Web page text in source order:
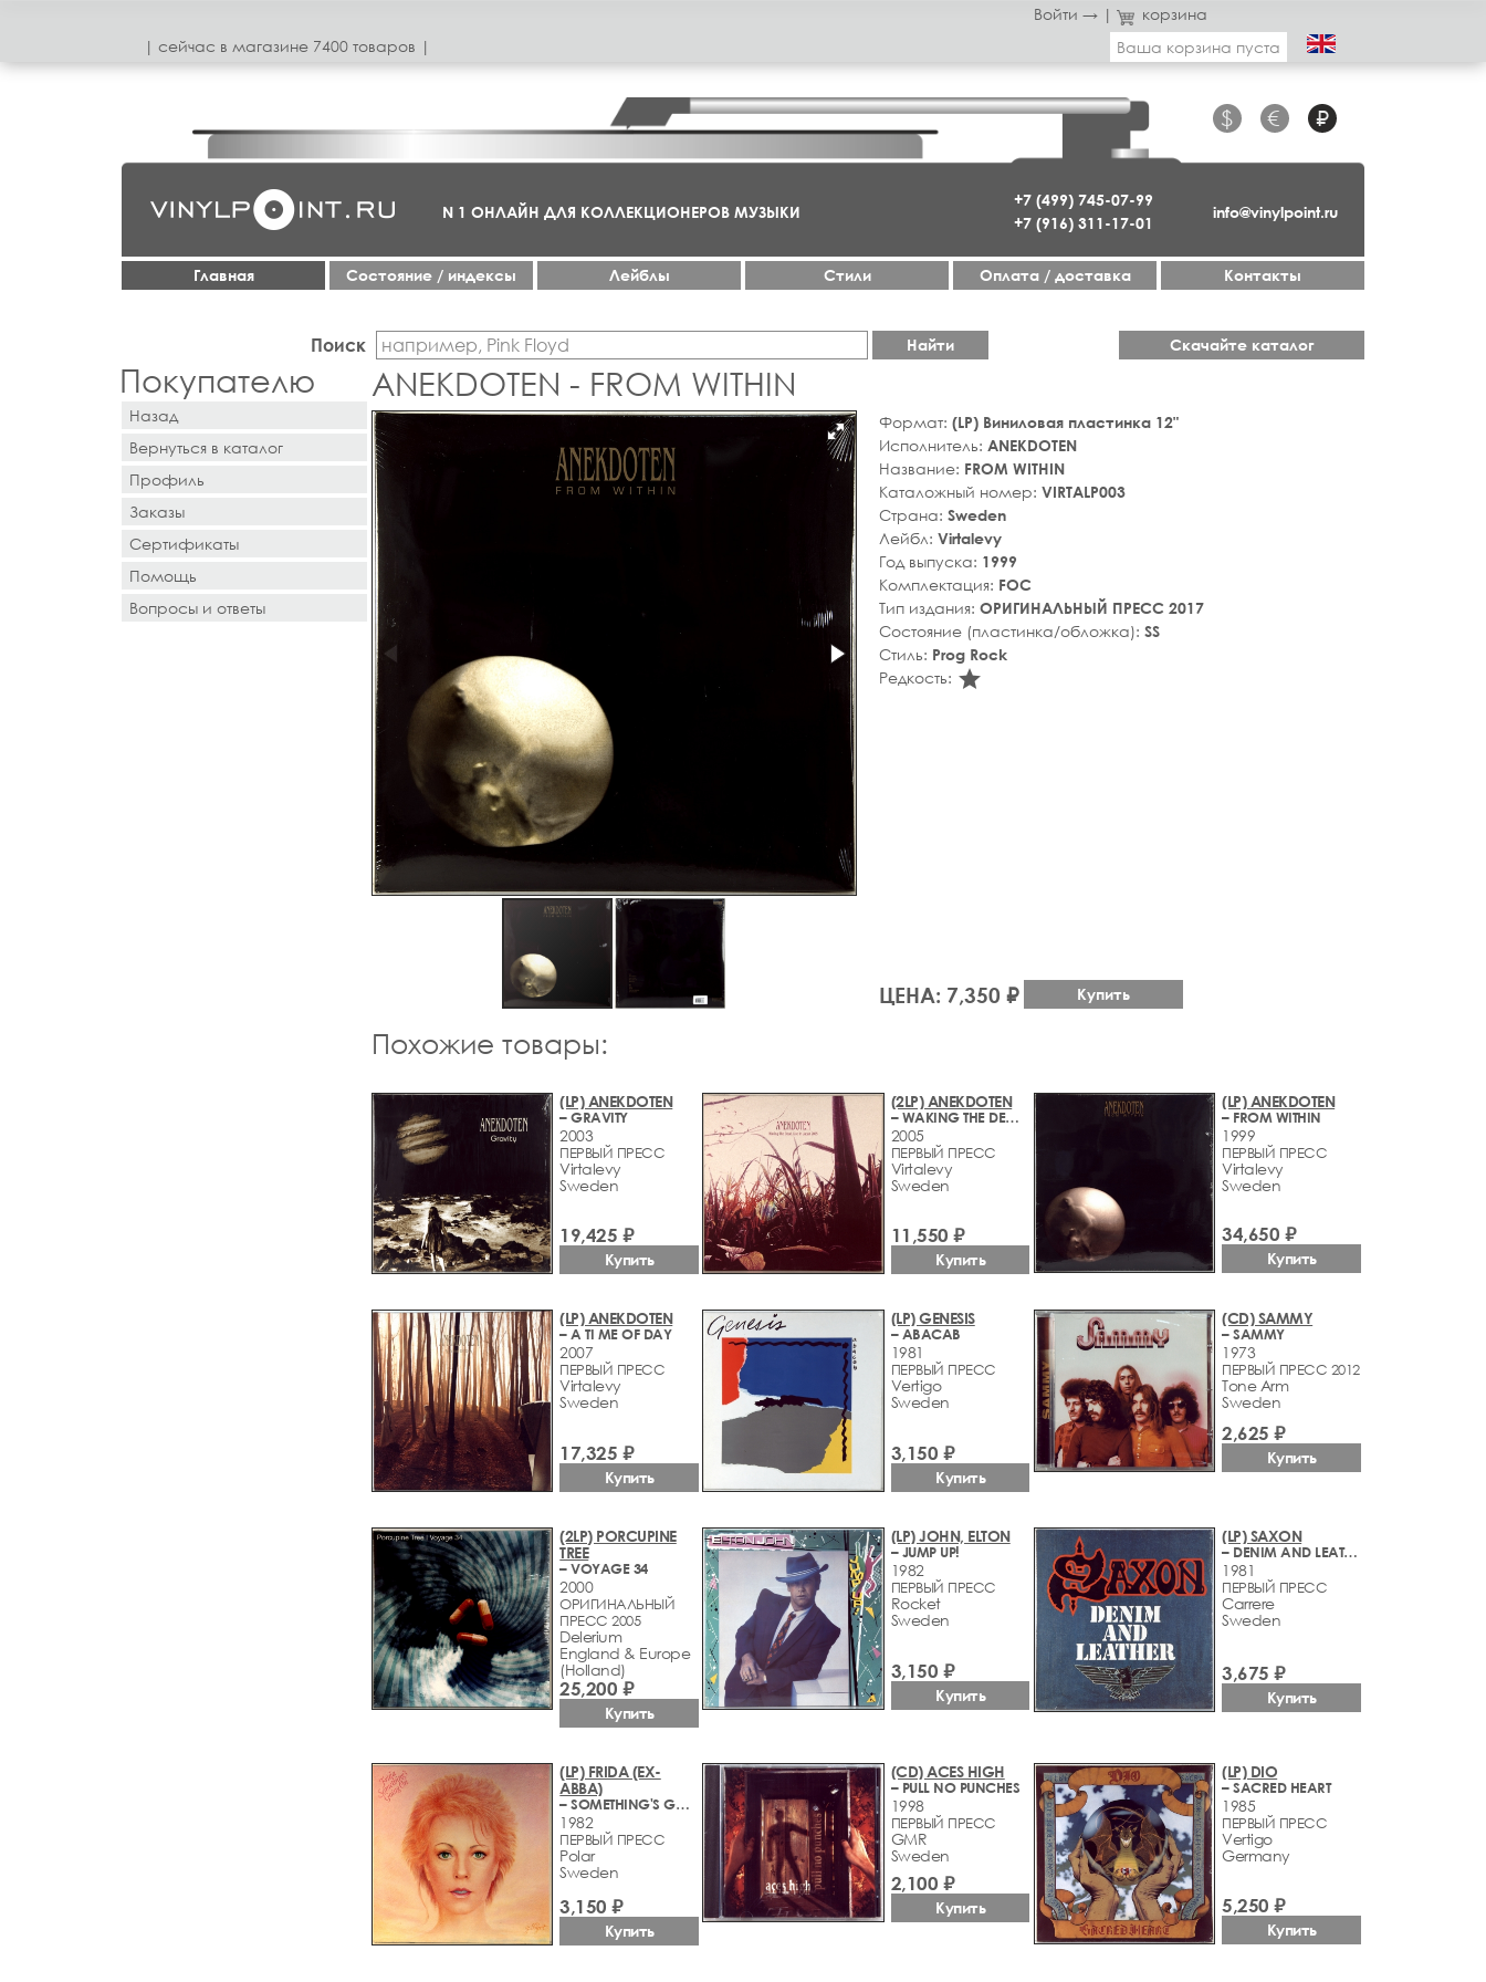
Войти → |
корзина
| сeйчас в магазинe 7400 товаров |
Ваша корзина пуста
+7 (499) 745-07-99
+7 (916) 311-17-01
$ € ₽
info@vinylpoint.ru
N 1 ОНЛАЙН ДЛЯ КОЛЛЕКЦИОНЕРОВ МУЗЫКИ
Главная Cостояние / индексы Лейблы Стили Оплата / доставка Контакты
Поиск Найти Скачайте каталог
Покупателю
Назад
Вернуться в каталог
Профиль
Заказы
Сертификаты
Помощь
Вопросы и ответы
ANEKDOTEN - FROM WITHIN
Формат: (LP) Виниловая пластинка 12"
Исполнитель: ANEKDOTEN
Название: FROM WITHIN
Каталожный номер: VIRTALP003
Страна: Sweden
Лейбл: Virtalevy
Год выпуска: 1999
Комплектация: FOC
Тип издания: ОРИГИНАЛЬНЫЙ ПРЕСС 2017
Состояние (пластинка/обложка): SS
Стиль: Prog Rock
Редкость: star_rate
ЦЕНА: 7,350 ₽ Купить
Похожие товары:
(LP) ANEKDOTEN
– GRAVITY
2003
ПЕРВЫЙ ПРЕСС
Virtalevy
Sweden
19,425 ₽
Купить
(2LP) ANEKDOTEN
– WAKING THE DEAD, LIVE IN JAPAN 2005
2005
ПЕРВЫЙ ПРЕСС
Virtalevy
Sweden
11,550 ₽
Купить
(LP) ANEKDOTEN
– FROM WITHIN
1999
ПЕРВЫЙ ПРЕСС
Virtalevy
Sweden
34,650 ₽
Купить
(LP) ANEKDOTEN
– A TI ME OF DAY
2007
ПЕРВЫЙ ПРЕСС
Virtalevy
Sweden
17,325 ₽
Купить
(LP) GENESIS
– ABACAB
1981
ПЕРВЫЙ ПРЕСС
Vertigo
Sweden
3,150 ₽
Купить
(CD) SAMMY
– SAMMY
1973
ПЕРВЫЙ ПРЕСС 2012
Tone Arm
Sweden
2,625 ₽
Купить
(2LP) PORCUPINE
TREE
– VOYAGE 34
2000
ОРИГИНАЛЬНЫЙ
ПРЕСС 2005
Delerium
England & Europe
(Holland)
25,200 ₽
Купить
(LP) JOHN, ELTON
– JUMP UP!
1982
ПЕРВЫЙ ПРЕСС
Rocket
Sweden
3,150 ₽
Купить
(LP) SAXON
– DENIM AND LEATHER
1981
ПЕРВЫЙ ПРЕСС
Carrere
Sweden
3,675 ₽
Купить
(LP) FRIDA (EX-
ABBA)
– SOMETHING'S GOING ON
1982
ПЕРВЫЙ ПРЕСС
Polar
Sweden
3,150 ₽
Купить
(CD) ACES HIGH
– PULL NO PUNCHES
1998
ПЕРВЫЙ ПРЕСС
GMR
Sweden
2,100 ₽
Купить
(LP) DIO
– SACRED HEART
1985
ПЕРВЫЙ ПРЕСС
Vertigo
Germany
5,250 ₽
Купить